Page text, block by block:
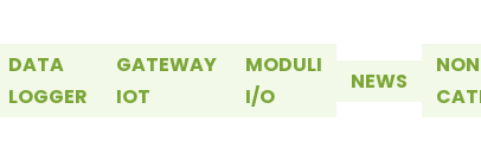
DATA
LOGGER
GATEWAY
IOT
MODULI
I/O
NEWS
NON